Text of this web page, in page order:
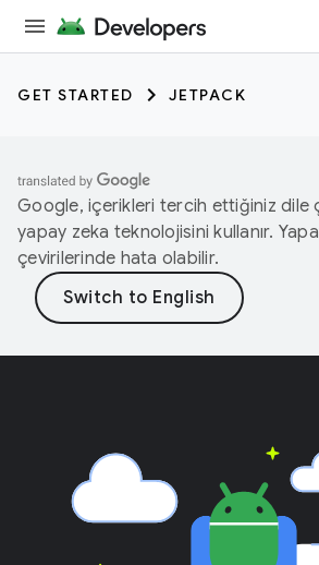
GET STARTED JETPACK
Google, içerikleri tercih ettiğiniz dile
yapay zeka teknolojisini kullanır.
çevirilerinde hata olabilir.